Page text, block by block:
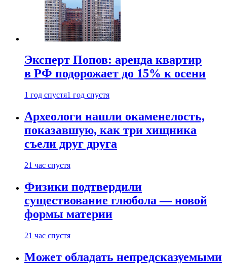
Эксперт Попов: аренда квартир
в РФ подорожает до 15% к осени
1 год спустя1 год спустя
Археологи нашли окаменелость,
показавшую, как три хищника
съели друг друга
21 час спустя
Физики подтвердили
существование глюбола — новой
формы материи
21 час спустя
Может обладать непредсказуемыми